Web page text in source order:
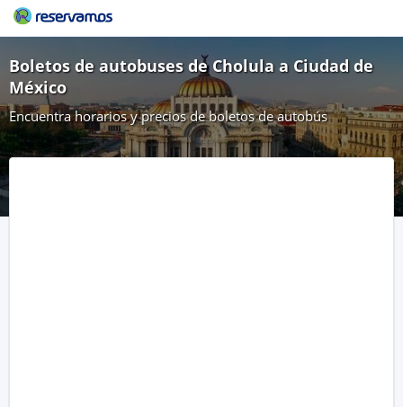
Boletos de autobuses de Cholula a Ciudad de
México
Encuentra horarios y precios de boletos de autobús